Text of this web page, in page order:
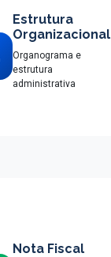
Estrutura
Organizacional
Organograma e
estrutura
administrativa
Nota Fiscal